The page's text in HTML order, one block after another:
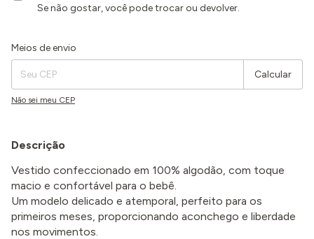
Se não gostar, você pode trocar ou devolver.
Entregas para o CEP:
Meios de envio
Calcular
Não sei meu CEP
Descrição
Vestido confeccionado em 100% algodão, com toque
macio e confortável para o bebê.
Um modelo delicado e atemporal, perfeito para os
primeiros meses, proporcionando aconchego e liberdade
nos movimentos.